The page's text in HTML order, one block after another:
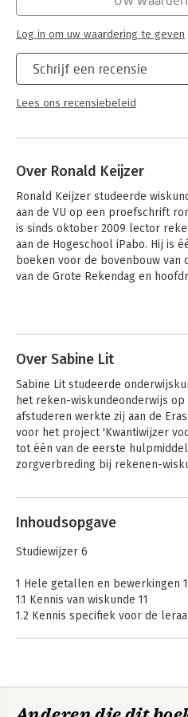
Schrijf een recensie
Lees ons recensiebeleid
Log in om uw waardering te geven
Over Ronald Keijzer
Ronald Keijzer studeerde
aan de VU op een proefschrift
is sinds oktober 2009 lector
aan de Hogeschool iPabo. Hij is
boeken voor de bovenbouw
van de Grote Rekendag en
Rekenen-wiskunde
in de praktijk -
Onderbouw
Over Sabine Lit
Sabine Lit studeerde
het reken-wiskundeonderwijs op
afstuderen werkte zij aan de
voor het project 'Kwantiwijzer
tot één van de eerste
zorgverbreding bij rekenen-
Daarnaast werkt zij als
Andere boeken
Inhoudsopgave
Studiewijzer 6
1 Hele getallen en bewerkingen
1.1 Kennis van wiskunde 11
1.2 Kennis specifiek voor de
2.1 Kennis van wiskunde 81